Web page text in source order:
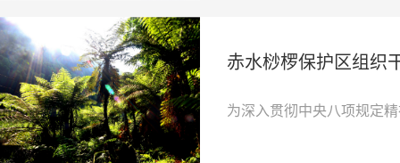
赤水桫椤保护区组织
为深入贯彻中央八项规定